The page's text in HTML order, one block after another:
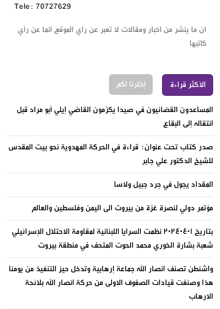
Tele: 70727629
ان ما ينشر من اخبار ومقالات لا تعبر عن راي الموقع انما عن رأي
كاتبها
الأكثر قراءة إخترنا لكم
المساعدون القضائيون في صيدا يكرّمون القاضي إيلي أبو مراد قبل
انتقاله إلى البقاع
صدر كتاب تحت عنوان: قراءة في الحركة المهدوية نحو بيت المقدس
للشيخ الدكتور علي جابر
المقداد يجول في جرد جبيل ولاسا
مؤتمر دولي لنصرة غزة من بيروت الى اليمن وفلسطين والعالم
بتاريخ ٢٠٢٤٠٤٠١ نظمت السرايا اللبنانية لمقاومة الاحتلال الإسرائيلي
شعبة بشارة الخوري محمد الحوت المتحف في منطقة بيروت
واشنطن تصنف انصار الله جماعة إرهابية وتدخل حيز التنفيذ من يومنا
هذا وصنفت قيادات الصفوف الاولى من حركة انصار الله بلائحة
الارهاب